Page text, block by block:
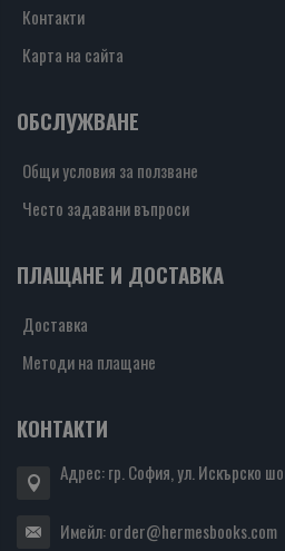
Контакти
Карта на сайта
ОБСЛУЖВАНЕ
Общи условия за ползване
Често задавани въпроси
ПЛАЩАНЕ И ДОСТАВКА
Доставка
Методи на плащане
КОНТАКТИ
Адрес: гр. София, ул. Искърско
Имейл:order@hermesbooks.com